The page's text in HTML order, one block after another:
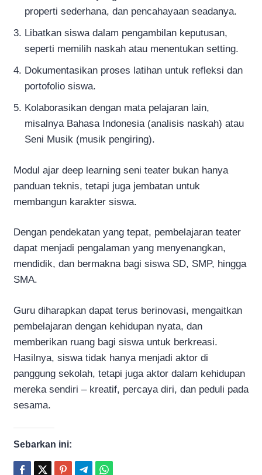
properti sederhana, dan pencahayaan seadanya.
Libatkan siswa dalam pengambilan keputusan,
seperti memilih naskah atau menentukan setting.
Dokumentasikan proses latihan untuk refleksi dan
portofolio siswa.
Kolaborasikan dengan mata pelajaran lain,
misalnya Bahasa Indonesia (analisis naskah) atau
Seni Musik (musik pengiring).
Modul ajar deep learning seni teater bukan hanya
panduan teknis, tetapi juga jembatan untuk
membangun karakter siswa.
Dengan pendekatan yang tepat, pembelajaran teater
dapat menjadi pengalaman yang menyenangkan,
mendidik, dan bermakna bagi siswa SD, SMP, hingga
SMA.
Guru diharapkan dapat terus berinovasi, mengaitkan
pembelajaran dengan kehidupan nyata, dan
memberikan ruang bagi siswa untuk berkreasi.
Hasilnya, siswa tidak hanya menjadi aktor di
panggung sekolah, tetapi juga aktor dalam kehidupan
mereka sendiri – kreatif, percaya diri, dan peduli pada
sesama.
Sebarkan ini: